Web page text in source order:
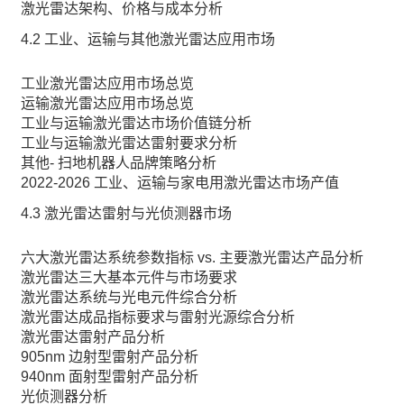
激光雷达架构、价格与成本分析
4.2 工业、运输与其他激光雷达应用市场
工业激光雷达应用市场总览
运输激光雷达应用市场总览
工业与运输激光雷达市场价值链分析
工业与运输激光雷达雷射要求分析
其他- 扫地机器人品牌策略分析
2022-2026 工业、运输与家电用激光雷达市场产值
4.3 激光雷达雷射与光侦测器市场
六大激光雷达系统参数指标 vs. 主要激光雷达产品分析
激光雷达三大基本元件与市场要求
激光雷达系统与光电元件综合分析
激光雷达成品指标要求与雷射光源综合分析
激光雷达雷射产品分析
905nm 边射型雷射产品分析
940nm 面射型雷射产品分析
光侦测器分析